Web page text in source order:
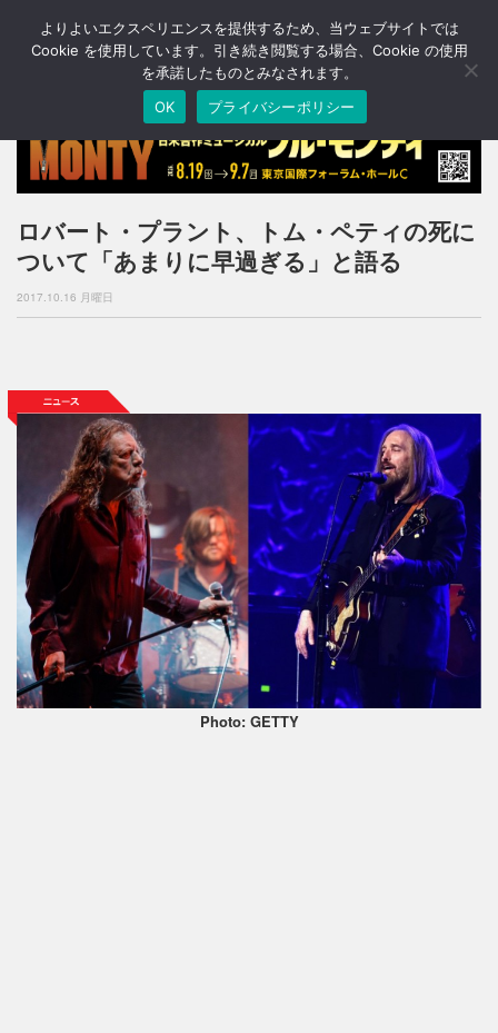
T
o
n
a
v
i
g
o
ロバート・プラント、トム・ペティの死に
ついて「あまりに早過ぎる」と語る
2017.10.16 月曜日
Photo: GETTY
よりよいエクスペリエンスを提供するため、当ウェブサイトでは
Cookie を使用しています。引き続き閲覧する場合、Cookie の使用
を承諾したものとみなされます。
OK
プライバシーポリシー